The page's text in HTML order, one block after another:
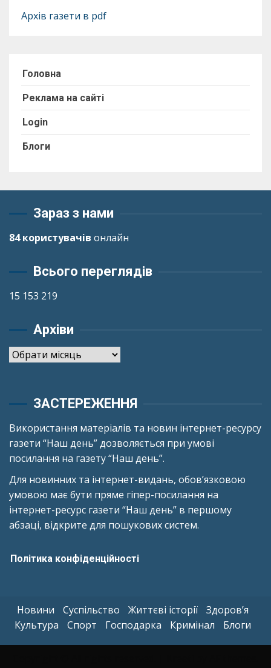
Архів газети в pdf
Головна
Реклама на сайті
Login
Блоги
Зараз з нами
84 користувачів онлайн
Всього переглядів
15 153 219
Архіви
Архіви
ЗАСТЕРЕЖЕННЯ
Використання матеріалів та новин інтернет-ресурсу
газети “Наш день” дозволяється при умові
посилання на газету “Наш день”.
Для новинних та інтернет-видань, обов’язковою
умовою має бути пряме гіпер-посилання на
інтернет-ресурс газети “Наш день” в першому
абзаці, відкрите для пошукових систем.
Політика конфіденційності
Новини Суспільство Життєві історії
Здоров’я
Культура
Спорт Господарка Кримінал Блоги